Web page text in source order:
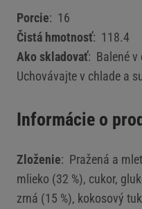
Porcie: 16
Čistá hmotnosť: 118.4
Ako skladovať: Balené v
Uchovávajte v chlade a
Informácie o
Zloženie: Pražená a
mlieko (32 %), cukor,
zrná (15 %), kokosový